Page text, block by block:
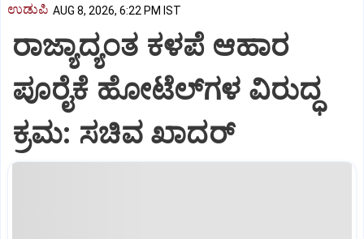
ಉಡುಪಿ AUG 8, 2026, 6:22 PM IST
ರಾಜ್ಯಾದ್ಯಂತ ಕಳಪೆ ಆಹಾರ
ಪೂರೈಕೆ ಹೋಟೆಲ್‌ಗಳ ವಿರುದ್ಧ
ಕ್ರಮ: ಸಚಿವ ಖಾದರ್